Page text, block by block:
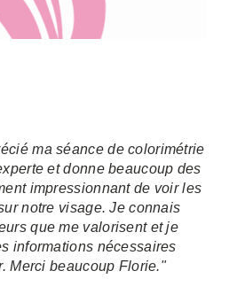
ma séance de colorimétrie
et donne beaucoup des
impressionnant de voir les
notre visage. Je connais
que me valorisent et je
informations nécessaires
Merci beaucoup Florie."